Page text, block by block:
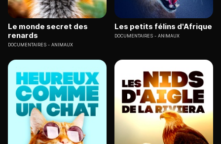
Le monde secret des
renards
DOCUMENTAIRES ANIMAUX
Les petits félins d'Afrique
DOCUMENTAIRES ANIMAUX